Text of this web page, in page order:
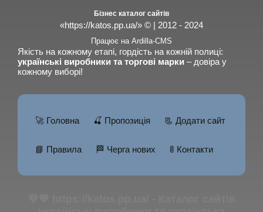
Бізнес каталог сайтів
«https://katos.pp.ua/» © | 2012 - 2024
Працює на Ardilla-CMS
Якість на кожному етапі, гордість на кожній полиці:
українські виробники та торгові марки – довіра у
кожному виборі!
🚀 Головна 🍒 Пропозиція 📃 Додати сайт
📘 Правила 🏁 Черга нових 🚦 Контакти